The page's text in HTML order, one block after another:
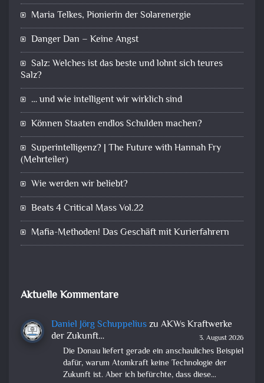
Maria Telkes, Pionierin der Solarenergie
Danger Dan – Keine Angst
Salz: Welches ist das beste und lohnt sich teures
Salz?
… und wie intelligent wir wirklich sind
Können Staaten endlos Schulden machen?
Superintelligenz? | The Future with Hannah Fry
(Mehrteiler)
Wie werden wir beliebt?
Beats 4 Critical Mass Vol.22
Mafia-Methoden! Das Geschäft mit Kurierfahrern
Aktuelle Kommentare
Daniel Jörg Schuppeliuszu AKWs Kraftwerke
der Zukunft…
3. August 2026
Die Donau liefert gerade ein anschauliches Beispiel
dafür, warum Atomkraft keine Technologie der
Zukunft ist. Aber ich befürchte, dass diese…